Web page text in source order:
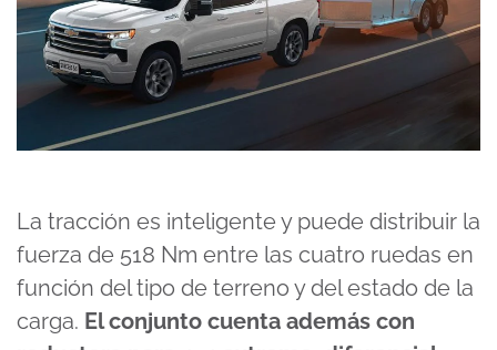
La tracción es inteligente y puede distribuir la
fuerza de 518 Nm entre las cuatro ruedas en
función del tipo de terreno y del estado de la
carga. El conjunto cuenta además con